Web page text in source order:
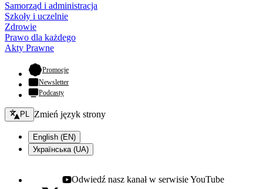
Samorząd i administracja
Szkoły i uczelnie
Zdrowie
Prawo dla każdego
Akty Prawne
Promocje- otwiera się w nowej karcie
Newsletter
Podcasty
Zmień język - bieżący:
PL Zmień język strony
English (EN)
Українська (UA)
Youtube - otwiera się w nowej karcie
Odwiedź nasz kanał w serwisie YouTube